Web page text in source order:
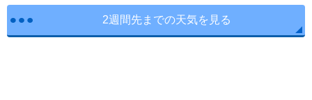
2週間先までの天気を見る